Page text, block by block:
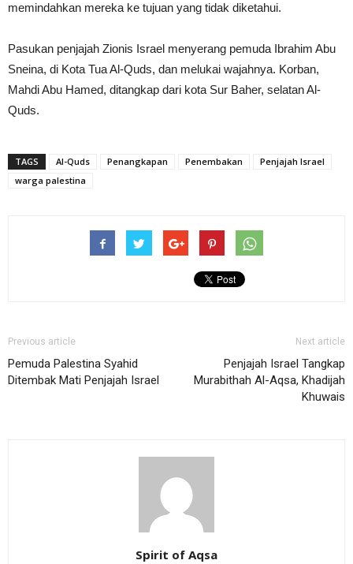
memindahkan mereka ke tujuan yang tidak diketahui.
Pasukan penjajah Zionis Israel menyerang pemuda Ibrahim Abu
Sneina, di Kota Tua Al-Quds, dan melukai wajahnya. Korban,
Mahdi Abu Hamed, ditangkap dari kota Sur Baher, selatan Al-
Quds.
TAGS Al-Quds Penangkapan Penembakan
Penjajah Israel
warga palestina
Previous article
Pemuda Palestina Syahid
Ditembak Mati Penjajah Israel
Next article
Penjajah Israel Tangkap
Murabithah Al-Aqsa, Khadijah
Khuwais
Spirit of Aqsa